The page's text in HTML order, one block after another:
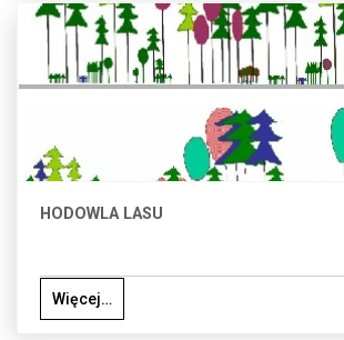
HODOWLA LASU
Więcej…